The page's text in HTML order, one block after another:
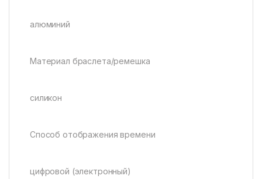
алюминий
Материал браслета/ремешка
силикон
Способ отображения времени
цифровой (электронный)